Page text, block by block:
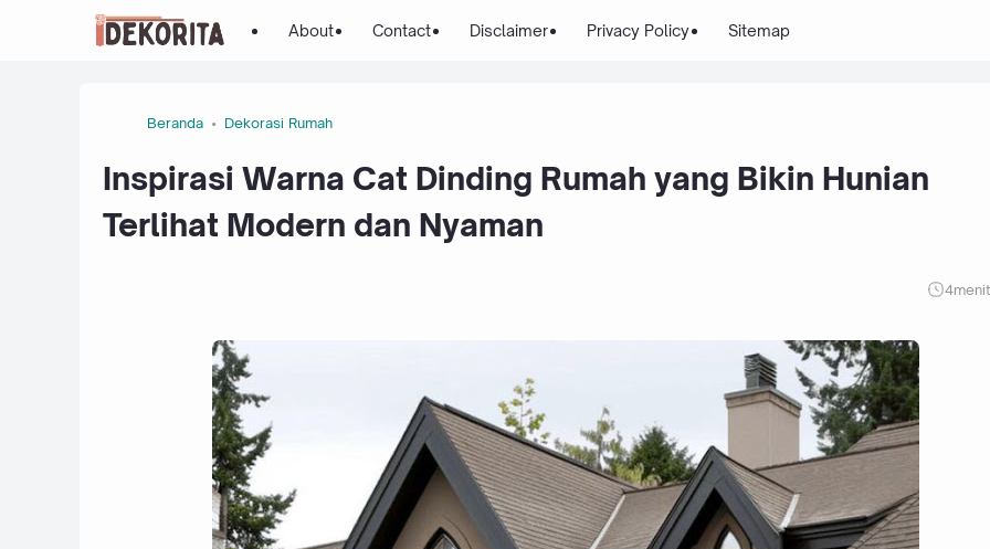
About Contact Disclaimer Privacy Policy Sitemap
Beranda Dekorasi Rumah
Inspirasi Warna Cat Dinding Rumah yang Bikin Hunian
Terlihat Modern dan Nyaman
4